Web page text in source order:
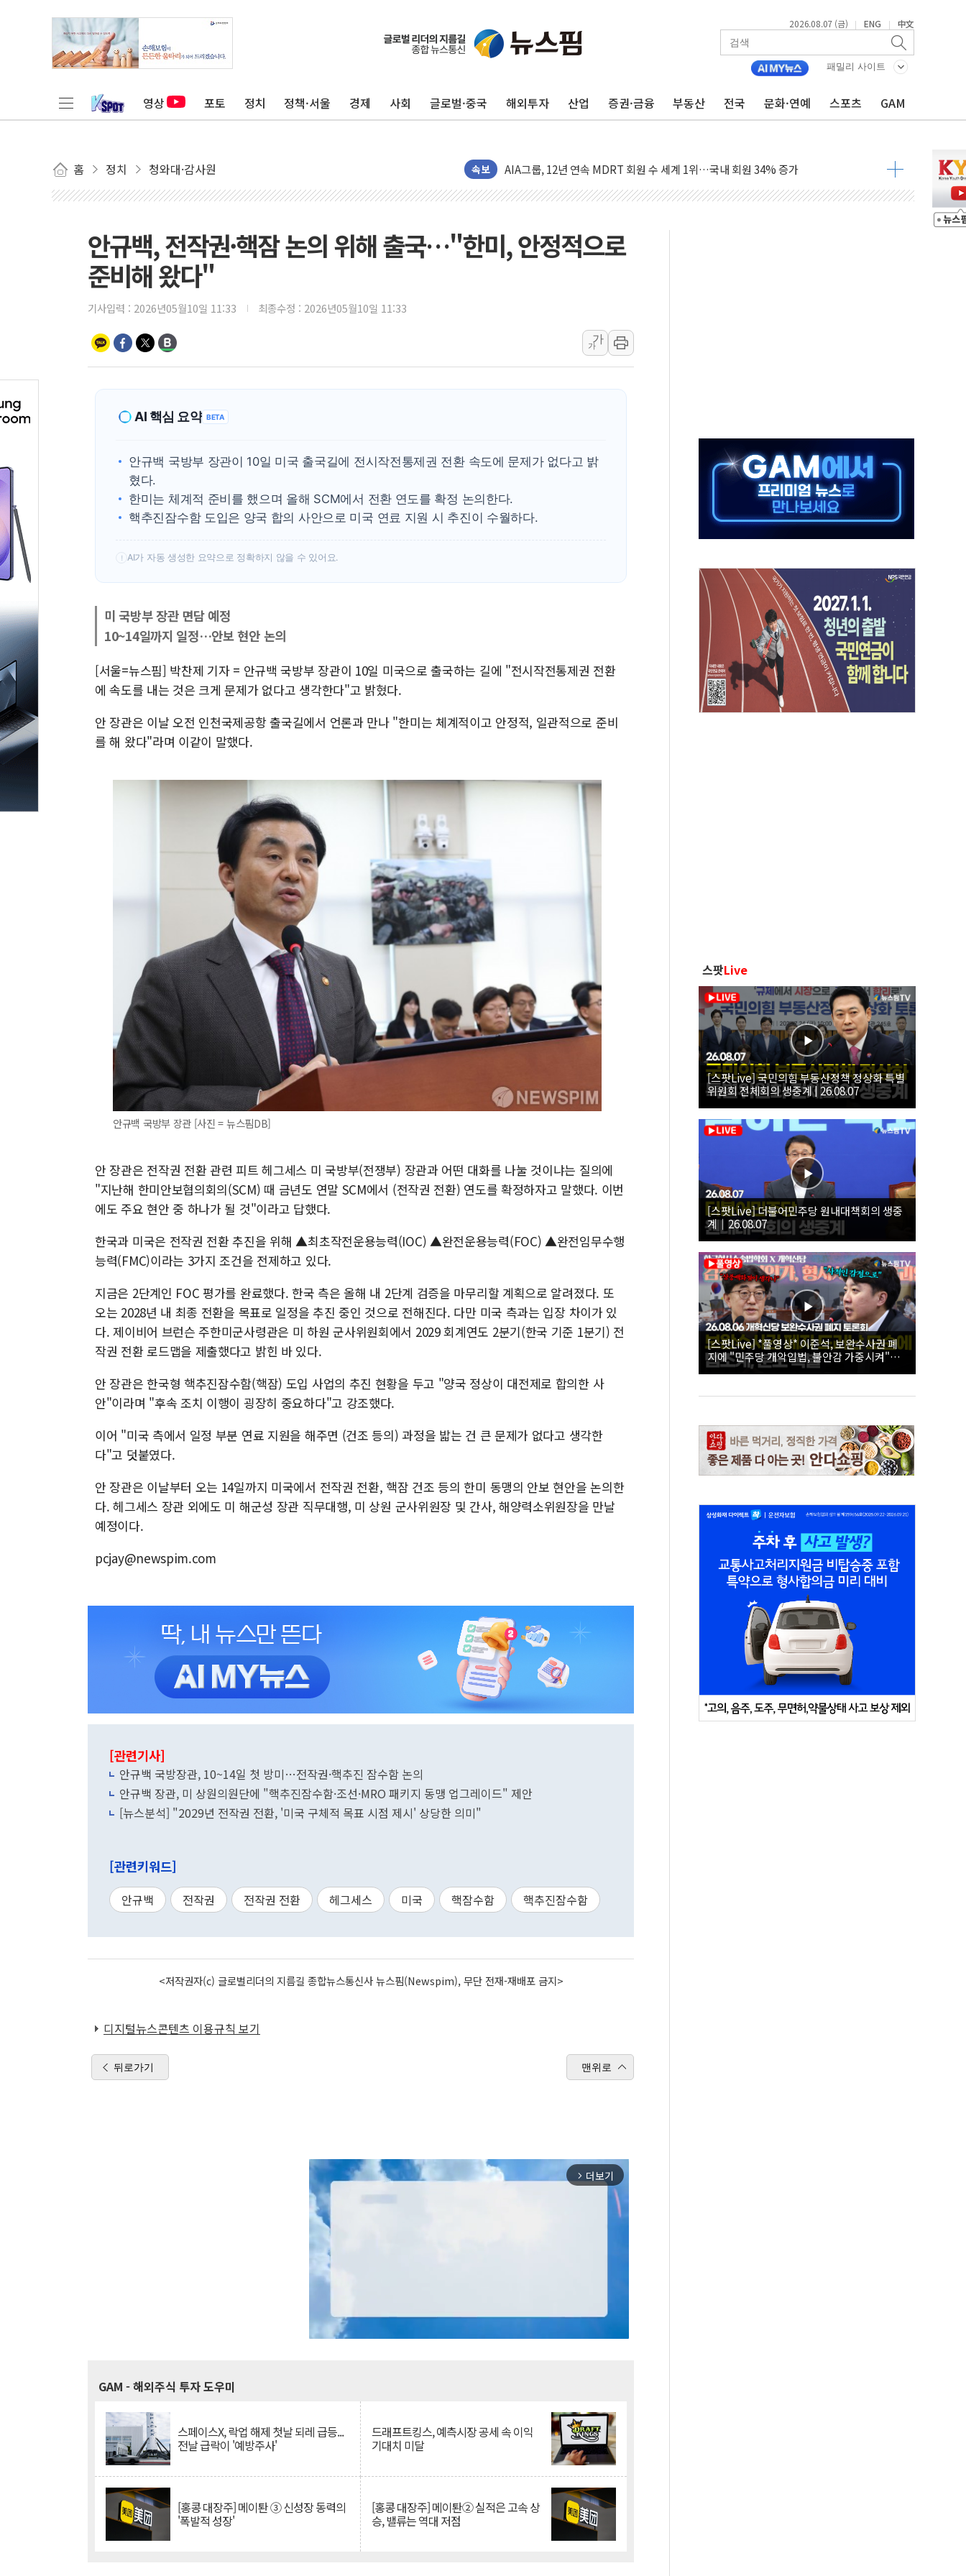
2026.08.07 (금) | ENG | 中文
패밀리 사이트
영상 포토 정치 정책·서울 경제 사회 글로벌·중국 해외투자 산업 증권·금융 부동산 전국 문화·연예 스포츠 GAM
홈 정치 청와대·감사원 속보
지방공기업 경영평가, 서울농수산식품공사 등 20곳 '최우수'...인천환경공단 등 '부진'
"35초마다 중국과 통신"...美보안기업, 중국제 공유기서 '백도어' 발견
한병도 "막말 정치를 좌시하지 않겠다"
[컨콜] 네이버, 멤버십 연계 배송 혜택 강화...새벽 배송 도입 예정
[컨콜] 네이버 AI탭, 올해 안으로 부동산과 건강까지 영역 확장 예정
HDC랩스, 'BUILD CON SUMMIT 2026' 참가
와이즈버즈, 상반기 매출 245억원…순이익 흑자 전환
[컨콜] 네이버, "엔비디아와 공고한 파트너십 이어갈 예정"
美공화, 韓 '개정 정통망법'에 항의 서한…"표현의 자유 위협"
합수본, '투표율 조작 의혹' 서울·경기·충북 선관위 등 추가 압수수색
벤처업계 "정부 세제개편안 환영...RSU 세제지원 긍정 검토되길"
최영근 한국전광 대표, ESG경영대상 환경부분 최우수상 수상
안규백, 전작권·핵잠 논의 위해 출국…"한미, 안정적으로
준비해 왔다"
기사입력 : 2026년05월10일 11:33 최종수정 : 2026년05월10일 11:33
가
가
AI 핵심 요약 BETA
안규백 국방부 장관이 10일 미국 출국길에 전시작전통제권 전환 속도에 문제가 없다고 밝
혔다.
한미는 체계적 준비를 했으며 올해 SCM에서 전환 연도를 확정 논의한다.
핵추진잠수함 도입은 양국 합의 사안으로 미국 연료 지원 시 추진이 수월하다.
! AI가 자동 생성한 요약으로 정확하지 않을 수 있어요.
미 국방부 장관 면담 예정
10~14일까지 일정…안보 현안 논의
[서울=뉴스핌] 박찬제 기자 = 안규백 국방부 장관이 10일 미국으로 출국하는 길에 "전시작전통제권 전환
에 속도를 내는 것은 크게 문제가 없다고 생각한다"고 밝혔다.
안 장관은 이날 오전 인천국제공항 출국길에서 언론과 만나 "한미는 체계적이고 안정적, 일관적으로 준비
를 해 왔다"라며 이같이 말했다.
안규백 국방부 장관 [사진 = 뉴스핌DB]
안 장관은 전작권 전환 관련 피트 헤그세스 미 국방부(전쟁부) 장관과 어떤 대화를 나눌 것이냐는 질의에
"지난해 한미안보협의회의(SCM) 때 금년도 연말 SCM에서 (전작권 전환) 연도를 확정하자고 말했다. 이번
에도 주요 현안 중 하나가 될 것"이라고 답했다.
한국과 미국은 전작권 전환 추진을 위해 ▲최초작전운용능력(IOC) ▲완전운용능력(FOC) ▲완전임무수행
능력(FMC)이라는 3가지 조건을 전제하고 있다.
지금은 2단계인 FOC 평가를 완료했다. 한국 측은 올해 내 2단계 검증을 마무리할 계획으로 알려졌다. 또
오는 2028년 내 최종 전환을 목표로 일정을 추진 중인 것으로 전해진다. 다만 미국 측과는 입장 차이가 있
다. 제이비어 브런슨 주한미군사령관은 미 하원 군사위원회에서 2029 회계연도 2분기(한국 기준 1분기) 전
작권 전환 로드맵을 제출했다고 밝힌 바 있다.
안 장관은 한국형 핵추진잠수함(핵잠) 도입 사업의 추진 현황을 두고 "양국 정상이 대전제로 합의한 사
안"이라며 "후속 조치 이행이 굉장히 중요하다"고 강조했다.
이어 "미국 측에서 일정 부분 연료 지원을 해주면 (건조 등의) 과정을 밟는 건 큰 문제가 없다고 생각한
다"고 덧붙였다.
안 장관은 이날부터 오는 14일까지 미국에서 전작권 전환, 핵잠 건조 등의 한미 동맹의 안보 현안을 논의한
다. 헤그세스 장관 외에도 미 해군성 장관 직무대행, 미 상원 군사위원장 및 간사, 해양력소위원장을 만날
예정이다.
pcjay@newspim.com
[관련기사]
안규백 국방장관, 10~14일 첫 방미…전작권·핵추진 잠수함 논의
안규백 장관, 미 상원의원단에 "핵추진잠수함·조선·MRO 패키지 동맹 업그레이드" 제안
[뉴스분석] "2029년 전작권 전환, '미국 구체적 목표 시점 제시' 상당한 의미"
[관련키워드]
안규백 전작권 전작권 전환 헤그세스 미국 핵잠수함 핵추진잠수함
<저작권자(c) 글로벌리더의 지름길 종합뉴스통신사 뉴스핌(Newspim), 무단 전재-재배포 금지>
디지털뉴스콘텐츠 이용규칙 보기
뒤로가기 맨위로
arrow_forward_ios 더보기
GAM - 해외주식 투자 도우미
스페이스X, 락업 해제 첫날 되레 급등...
전날 급락이 '예방주사'
드래프트킹스, 예측시장 공세 속 이익
기대치 미달
[홍콩 대장주] 메이퇀 ③ 신성장 동력의
'폭발적 성장'
[홍콩 대장주] 메이퇀② 실적은 고속 상
승, 밸류는 역대 저점
스팟Live
[스팟Live] 국민의힘 부동산정책 정상화 특별
위원회 전체회의 생중계 | 26.08.07
[스팟Live] 더불어민주당 원내대책회의 생중
계｜26.08.07
[스팟Live] *풀영상* 이준석, 보완수사권 폐
지에 "민주당 개악입법, 불안감 가중시켜"｜
26.08.06 개혁신당 보완수사권 폐지 토론회